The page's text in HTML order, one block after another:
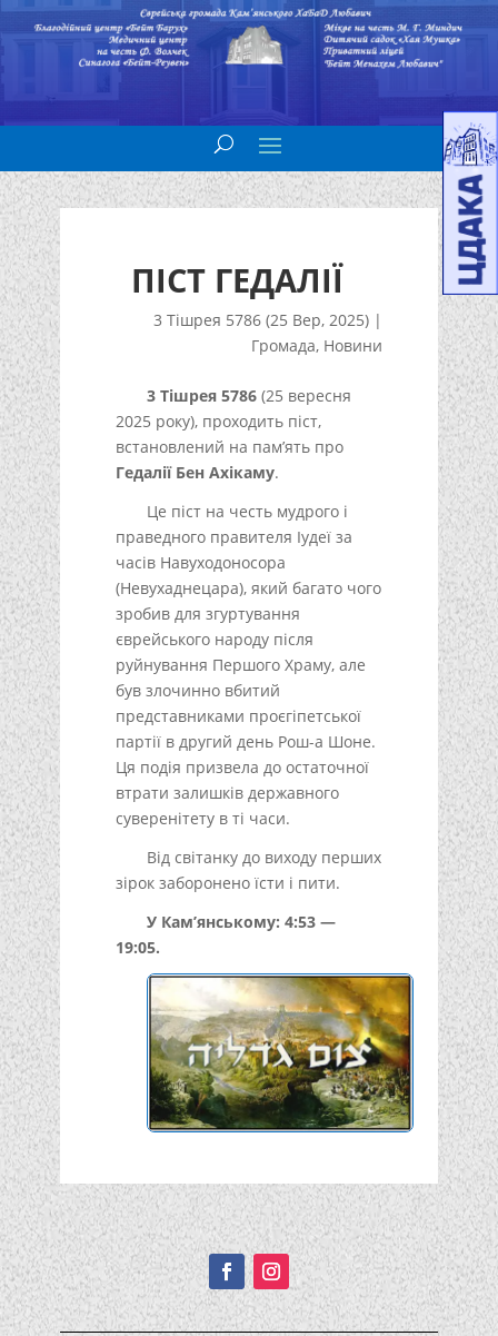
ПІСТ ГЕДАЛІЇ
3 Тішрея 5786 (25 Вер, 2025) |
Громада, Новини
3 Тішрея 5786(25 вересня
2025 року), проходить піст,
встановлений на пам’ять про
Гедалії Бен Ахікаму.
Це піст на честь мудрого і
праведного правителя Іудеї за
часів Навуходоносора
(Невухаднецара), який багато чого
зробив для згуртування
єврейського народу після
руйнування Першого Храму, але
був злочинно вбитий
представниками проєгіпетської
партії в другий день Рош-а Шоне.
Ця подія призвела до остаточної
втрати залишків державного
суверенітету в ті часи.
Від світанку до виходу перших
зірок заборонено їсти і пити.
У Кам’янському: 4:53 —
19:05.
Подписывайтесь!